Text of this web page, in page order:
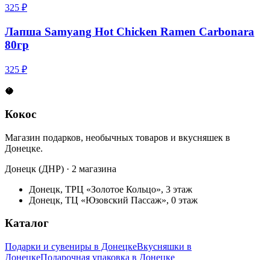
325 ₽
Лапша Samyang Hot Chicken Ramen Carbonara
80гр
325 ₽
🥥
Кокос
Магазин подарков, необычных товаров и вкусняшек в
Донецке.
Донецк (ДНР) · 2 магазина
Донецк, ТРЦ «Золотое Кольцо», 3 этаж
Донецк, ТЦ «Юзовский Пассаж», 0 этаж
Каталог
Подарки и сувениры в ДонецкеВкусняшки в
ДонецкеПодарочная упаковка в Донецке